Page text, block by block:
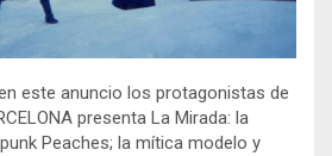
este anuncio los protagonistas de
presenta La Mirada: la
Peaches; la mítica modelo y